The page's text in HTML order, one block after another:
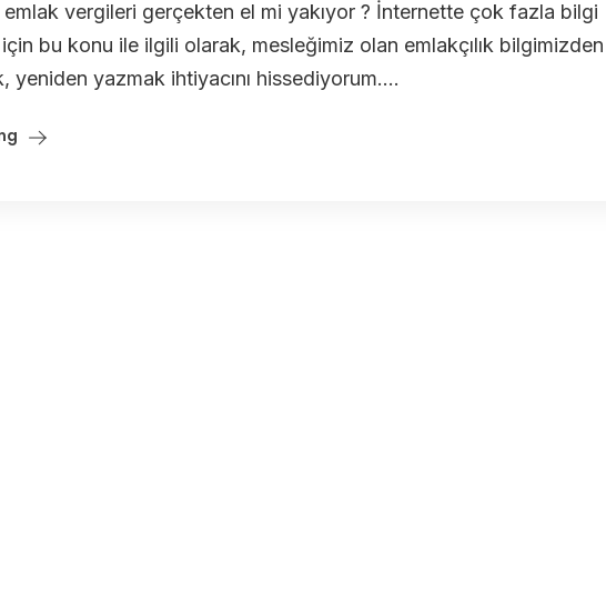
emlak vergileri gerçekten el mi yakıyor ? İnternette çok fazla bilgi
bu konu ile ilgili olarak, mesleğimiz olan emlakçılık bilgimizden
yeniden yazmak ihtiyacını hissediyorum....